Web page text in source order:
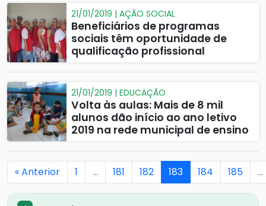
21/01/2019 | AÇÃO SOCIAL
Beneficiários de programas
sociais têm oportunidade de
qualificação profissional
21/01/2019 | EDUCAÇÃO
Volta às aulas: Mais de 8 mil
alunos dão início ao ano letivo
2019 na rede municipal de ensino
« Anterior 1 … 181 182 183 184 185 …